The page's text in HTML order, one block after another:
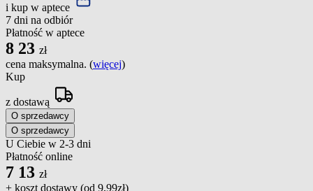
i kup w aptece
7 dni na odbiór
Płatność w aptece
8 23 zł
cena maksymalna. (więcej)
Kup
z dostawą
O sprzedawcy
O sprzedawcy
U Ciebie w 2-3 dni
Płatność online
7 13 zł
+ koszt dostawy (od 9,99zł)